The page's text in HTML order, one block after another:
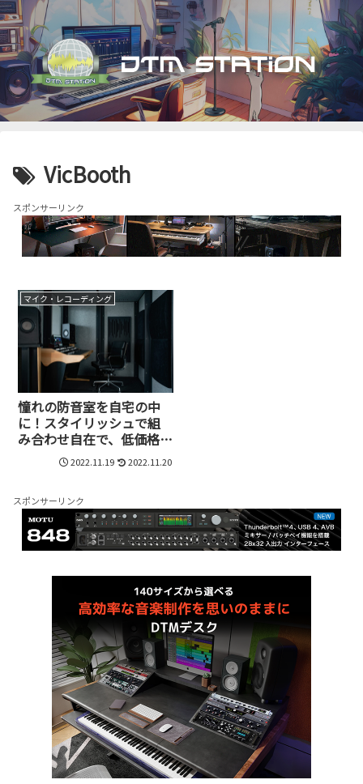
VicBooth
スポンサーリンク
マイク・レコーディング
憧れの防音室を自宅の中
に！スタイリッシュで組
み合わせ自在で、低価格な
VicBoothとは!?
2022.11.19 2022.11.20
スポンサーリンク